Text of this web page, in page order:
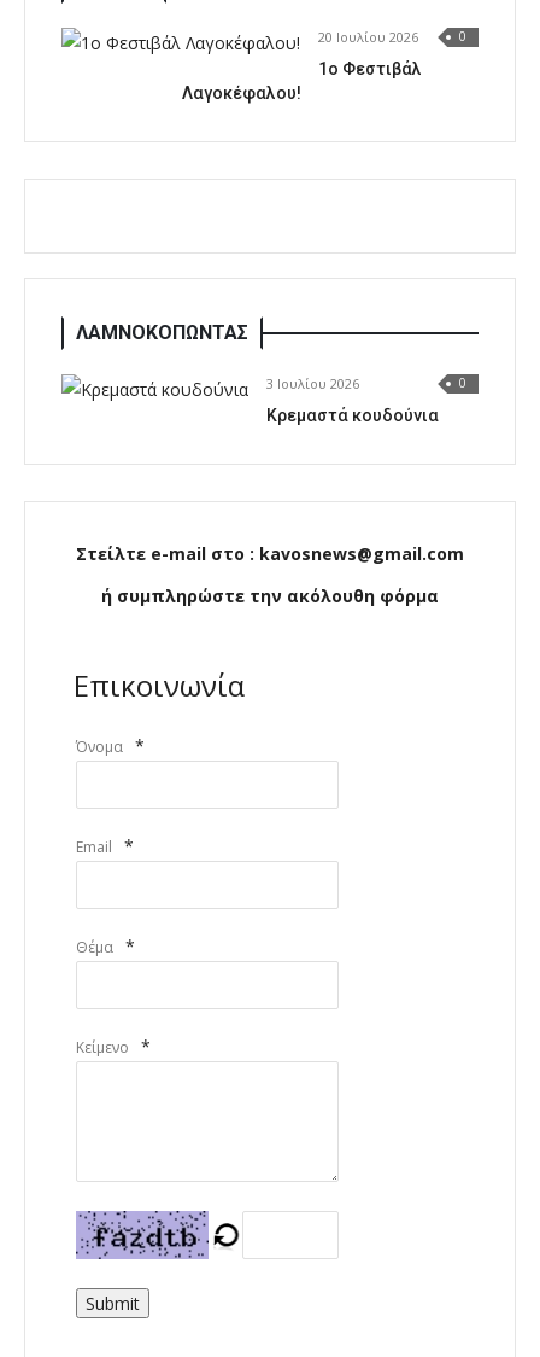
20 Ιουλίου 2026 0
1o Φεστιβάλ
Λαγοκέφαλου!
ΛΑΜΝΟΚΟΠΩΝΤΑΣ
3 Ιουλίου 2026 0
Κρεμαστά κουδούνια
Στείλτε e-mail στο : kavosnews@gmail.com
ή συμπληρώστε την ακόλουθη φόρμα
Επικοινωνία
Όνομα *
Email *
Θέμα *
Κείμενο *
Submit